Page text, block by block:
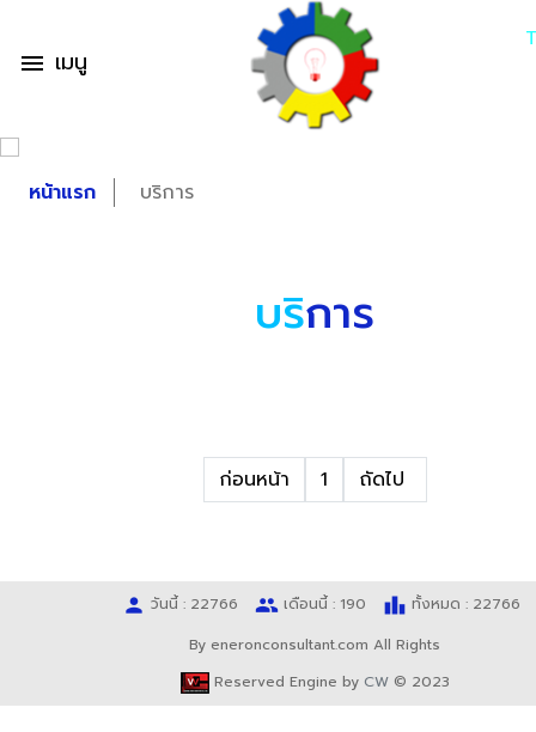
menu เมนู
หน้าแรก บริการ
บริการ
ก่อนหน้า 1 ถัดไป
person วันนี้ : 22766 people เดือนนี้ : 190 leaderboard ทั้งหมด : 22766
By eneronconsultant.com All Rights
Reserved Engine by CW © 2023